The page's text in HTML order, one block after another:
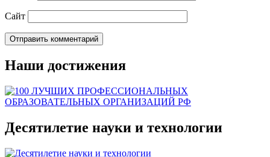
Сайт
Наши достижения
Десятилетие науки и технологии